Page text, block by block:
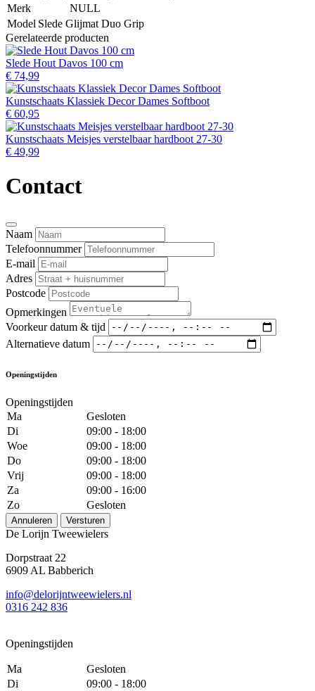
Merk
NULL
Model Slede Glijmat Duo Grip
Gerelateerde producten
Slede Hout Davos 100 cm
€ 74,99
Kunstschaats Klassiek Decor Dames Softboot
€ 60,95
Kunstschaats Meisjes verstelbaar hardboot 27-30
€ 49,99
Contact
Naam
Telefoonnummer
E-mail
Adres
Postcode
Opmerkingen
Voorkeur datum & tijd
Alternatieve datum
Openingstijden
Openingstijden
Ma
Gesloten
Di
09:00 - 18:00
Woe
09:00 - 18:00
Do
09:00 - 18:00
Vrij
09:00 - 18:00
Za
09:00 - 16:00
Zo
Gesloten
Annuleren Versturen
De Lorijn Tweewielers
Dorpstraat 22
6909 AL Babberich
info@delorijntweewielers.nl
0316 242 836
Openingstijden
Ma
Gesloten
Di
09:00 - 18:00